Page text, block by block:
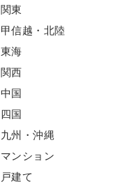
関東
甲信越・北陸
東海
関西
中国
四国
九州・沖縄
マンション
戸建て